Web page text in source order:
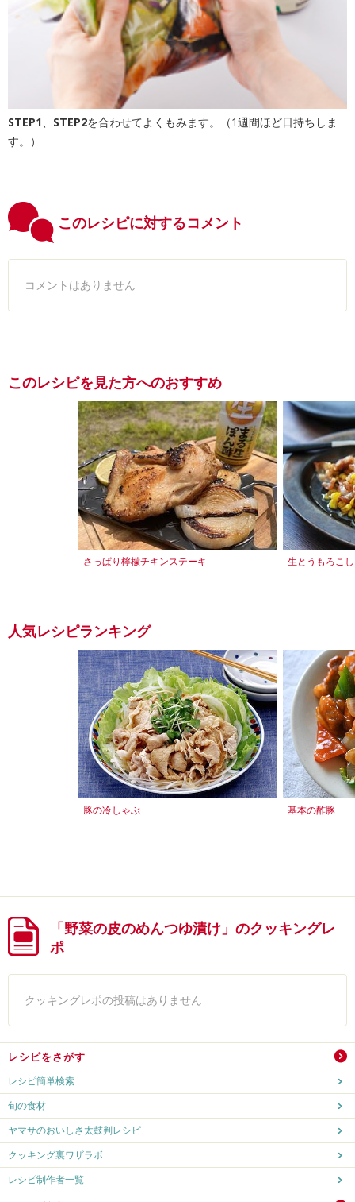
STEP1、 STEP2を合わせてよくもみます。（1週間ほど日持ちしま
す。）
このレシピに対するコメント
コメントはありません
このレシピを見た方へのおすすめ
さっぱり檸檬チキンステーキ 生とうもろこ
人気レシピランキング
豚の冷しゃぶ 基本の酢豚
「野菜の皮のめんつゆ漬け」のクッキングレ
ポ
クッキングレポの投稿はありません
レシピをさがす
レシピ簡単検索
旬の食材
ヤマサのおいしさ太鼓判レシピ
クッキング裏ワザラボ
レシピ制作者一覧